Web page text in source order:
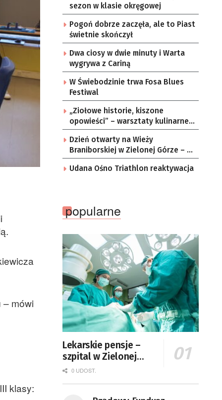
– mówi
klasy:
sezon w klasie okręgowej
Pogoń dobrze zaczęła, ale to Piast
świetnie skończył
Dwa ciosy w dwie minuty i Warta
wygrywa z Cariną
W Świebodzinie trwa Fosa Blues
Festiwal
„Ziołowe historie, kiszone
opowieści” – warsztaty kulinarne w
zielonogórskich sołectwach
Dzień otwarty na Wieży
Braniborskiej w Zielonej Górze – po
raz ostatni w tym roku
Udana Ośno Triathlon reaktywacja
popularne
Lekarskie pensje –
szpital w Zielonej
Górze podaje dane
0 UDOST.